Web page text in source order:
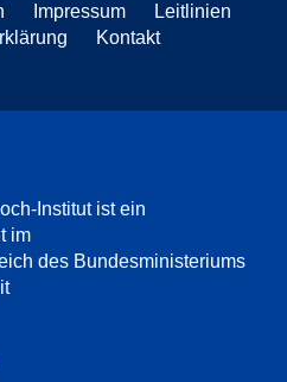
Impressum
Leitlinien
Kontakt
Institut ist ein
im
des Bundesministeriums